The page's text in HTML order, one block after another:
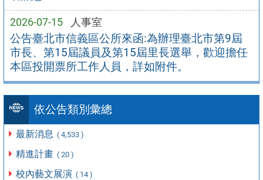
2026-07-15 人事室
公告臺北市信義區公所來函:為辦理臺北市第9屆
市長、第15屆議員及第15屆里長選舉，歡迎擔任
本區投開票所工作人員，詳如附件。
依公告類別彙總
最新消息 ( 4,533 )
精進計畫 ( 20 )
校內藝文展演 ( 14 )